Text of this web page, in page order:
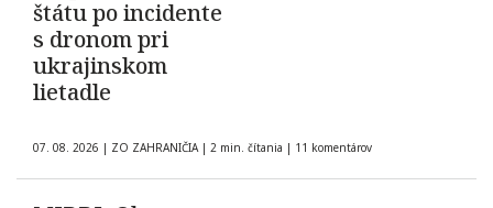
štátu po incidente
s dronom pri
ukrajinskom
lietadle
07. 08. 2026 | ZO ZAHRANIČIA | 2 min. čítania | 11 komentárov